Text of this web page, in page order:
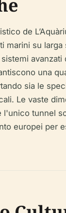
de
marini su larga
avanzati
una
sia le
Le vaste
l'unico tunnel
europei per